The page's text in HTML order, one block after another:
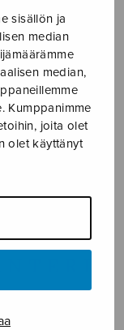
sisällön ja
median
median,
Kumppanimme
joita olet
olet käyttänyt